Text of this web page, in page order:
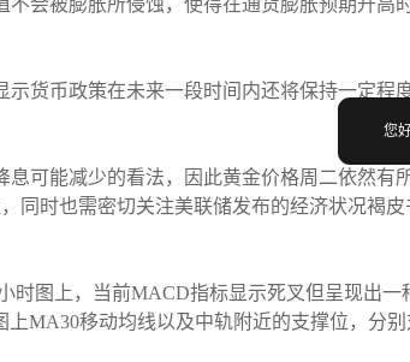
会被膨胀所侵蚀，使得在通货膨胀预期升高
货币政策在未来一段时间内还将保持一定程
可能减少的看法，因此黄金价格周二依然有
同时也需密切关注美联储发布的经济状况褐
时图上，当前MACD指标显示死叉但呈现出一
MA30移动均线以及中轨附近的支撑位，分别
您